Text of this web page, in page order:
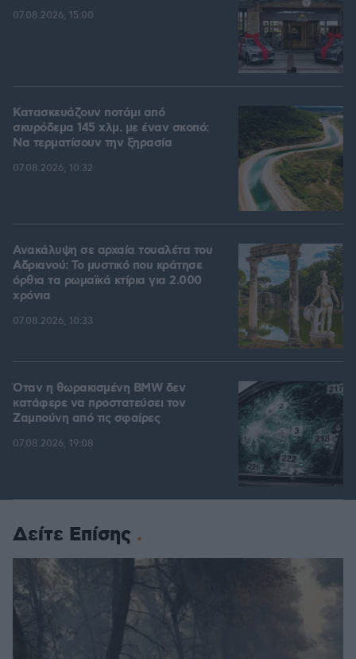
07.08.2026, 15:00
Κατασκευάζουν ποτάμι από
σκυρόδεμα 145 χλμ. με έναν σκοπό:
Να τερματίσουν την ξηρασία
07.08.2026, 10:32
Ανακάλυψη σε αρχαία τουαλέτα του
Αδριανού: Το μυστικό που κράτησε
όρθια τα ρωμαϊκά κτίρια για 2.000
χρόνια
07.08.2026, 10:33
Όταν η θωρακισμένη BMW δεν
κατάφερε να προστατεύσει τον
Ζαμπούνη από τις σφαίρες
07.08.2026, 19:08
Δείτε Επίσης